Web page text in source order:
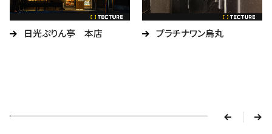
日光ぷりん亭 本店 プラチナワン烏丸
n